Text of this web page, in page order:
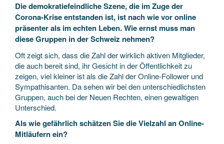
Die demokratiefeindliche Szene, die im Zuge der
Corona-Krise entstanden ist, ist nach wie vor online
präsenter als im echten Leben. Wie ernst muss man
diese Gruppen in der Schweiz nehmen?
Oft zeigt sich, dass die Zahl der wirklich aktiven Mitglieder,
die auch bereit sind, ihr Gesicht in der Öffentlichkeit zu
zeigen, viel kleiner ist als die Zahl der Online-Follower und
Sympathisanten. Da sehen wir bei den unterschiedlichsten
Gruppen, auch bei der Neuen Rechten, einen gewaltigen
Unterschied.
Als wie gefährlich schätzen Sie die Vielzahl an Online-
Mitläufern ein?